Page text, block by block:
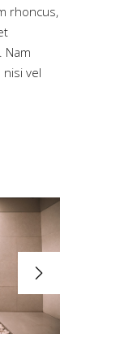
rhoncus,
Nam
vel